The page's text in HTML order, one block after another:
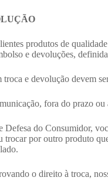
produtos de
e devoluções,
troca e devolução devem
fora do prazo
do Consumidor,
por outro produto
o direito à troca,